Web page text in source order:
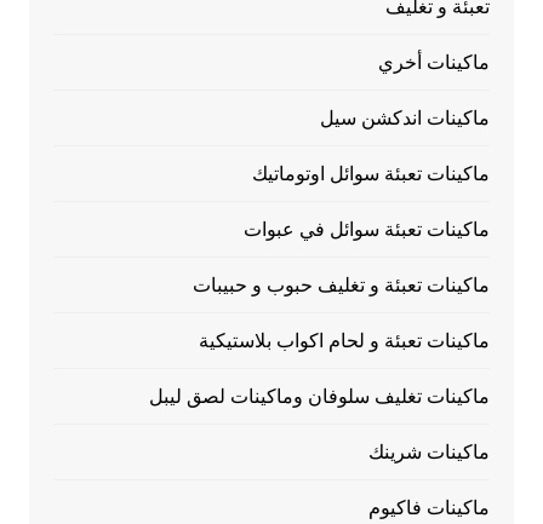
تعبئة و تغليف
ماكينات أخري
ماكينات اندكشن سيل
ماكينات تعبئة سوائل اوتوماتيك
ماكينات تعبئة سوائل في عبوات
ماكينات تعبئة و تغليف حبوب و حبيبات
ماكينات تعبئة و لحام اكواب بلاستيكية
ماكينات تغليف سلوفان وماكينات لصق ليبل
ماكينات شرينك
ماكينات فاكيوم